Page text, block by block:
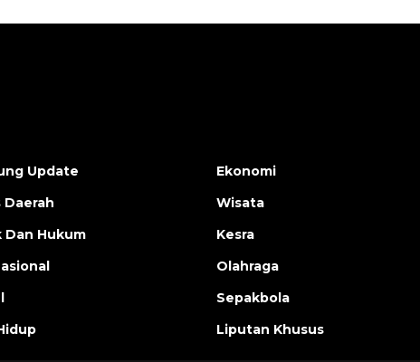
Update
Dan Hukum
Ekonomi
Wisata
Kesra
Olahraga
Sepakbola
Liputan Khusus